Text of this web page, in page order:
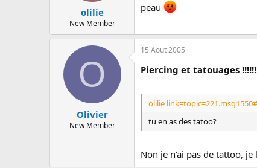
olilie
New Member
peau
O
Olivier
New Member
15 Aout 2005
Piercing et tatouages
olilie
tu en as des tatoo?
Non je n'ai pas de tattoo,